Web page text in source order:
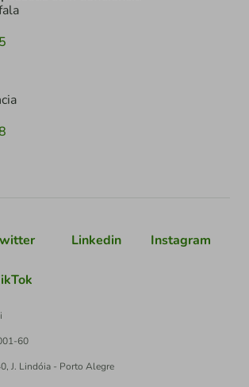
Linkedin Instagram
60
J. Lindóia - Porto Alegre